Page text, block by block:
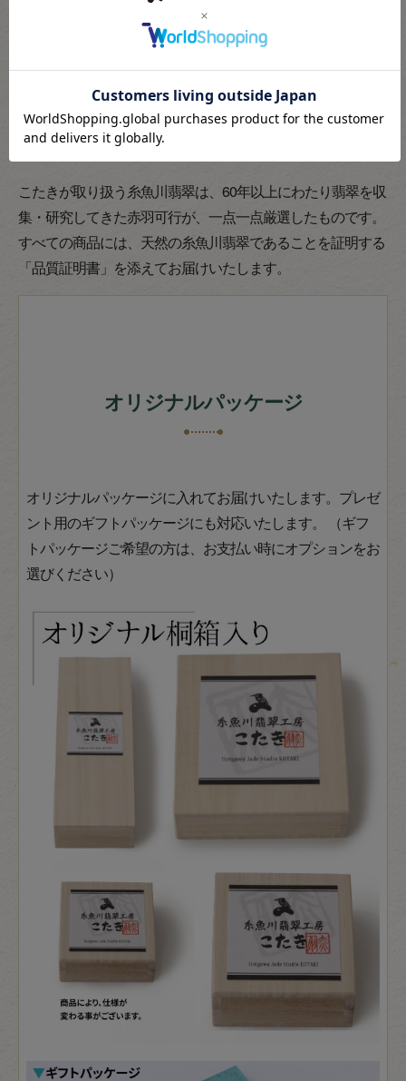
こたきが取り扱う糸魚川翡翠は、60年以上にわたり翡翠を収
集・研究してきた赤羽可行が、一点一点厳選したものです。
すべての商品には、天然の糸魚川翡翠であることを証明する
「品質証明書」を添えてお届けいたします。
オリジナルパッケージ
オリジナルパッケージに入れてお届けいたします。プレゼ
ント用のギフトパッケージにも対応いたします。 （ギフ
トパッケージご希望の方は、お支払い時にオプションをお
選びください）